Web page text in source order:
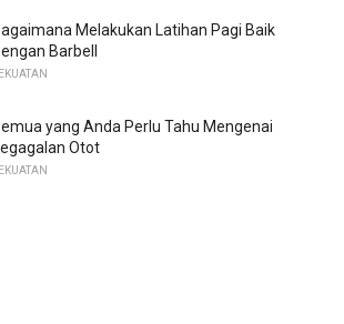
Melakukan Latihan Pagi Baik
Barbell
yang Anda Perlu Tahu Mengenai
Otot